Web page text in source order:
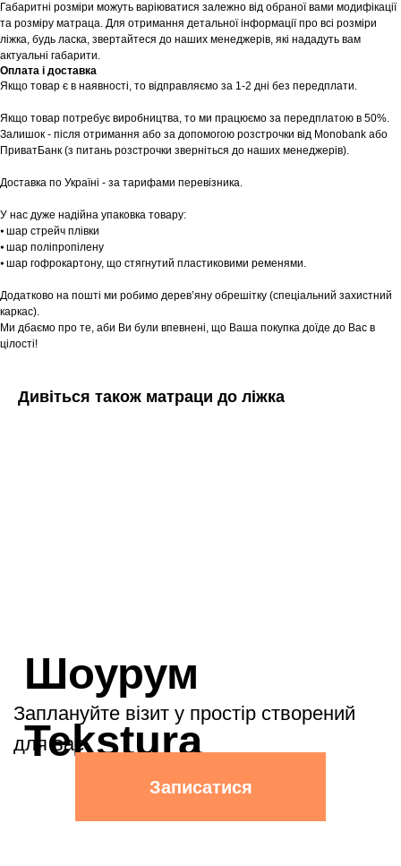
Габаритні розміри можуть варіюватися залежно від обраної вами модифікації
та розміру матраца. Для отримання детальної інформації про всі розміри
ліжка, будь ласка, звертайтеся до наших менеджерів, які нададуть вам
актуальні габарити.
Оплата і доставка
Якщо товар є в наявності, то відправляємо за 1-2 дні без передплати.
Якщо товар потребує виробництва, то ми працюємо за передплатою в 50%.
Залишок - після отримання або за допомогою розстрочки від Monobank або
ПриватБанк (з питань розстрочки зверніться до наших менеджерів).
Доставка по Україні - за тарифами перевізника.
У нас дуже надійна упаковка товару:
⦁ шар стрейч плівки
⦁ шар поліпропілену
⦁ шар гофрокартону, що стягнутий пластиковими ременями.
Додатково на пошті ми робимо дерев’яну обрешітку (спеціальний захистний
каркас).
Ми дбаємо про те, аби Ви були впевнені, що Ваша покупка доїде до Вас в
цілості!
Дивіться також матраци до ліжка